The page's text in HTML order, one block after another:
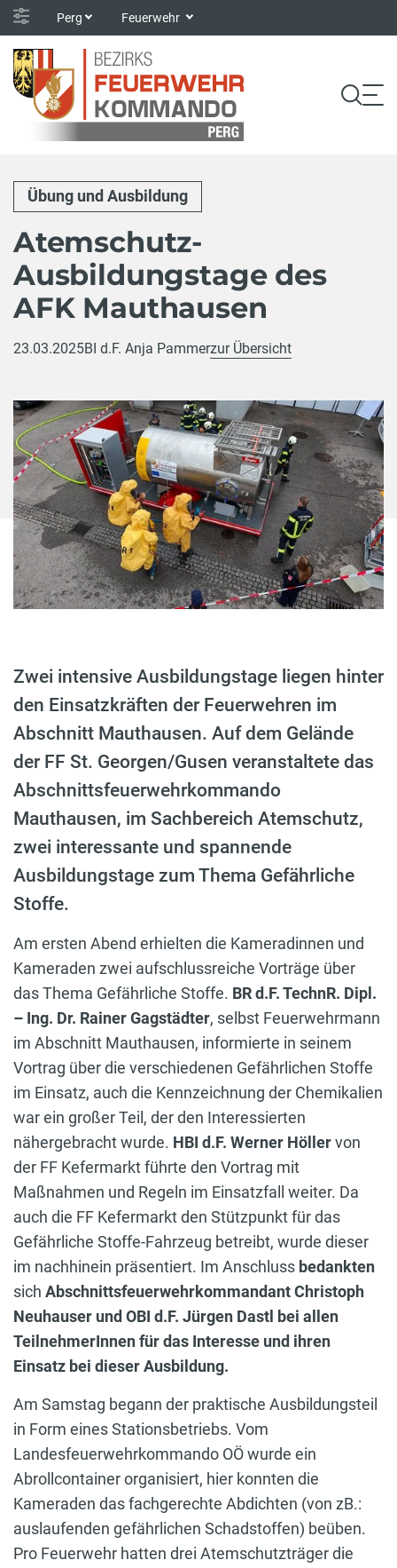
Perg Feuerwehr
Übung und Ausbildung
Atemschutz-
Ausbildungstage des
AFK Mauthausen
23.03.2025BI d.F. Anja Pammerzur Übersicht
Zwei intensive Ausbildungstage liegen hinter
den Einsatzkräften der Feuerwehren im
Abschnitt Mauthausen. Auf dem Gelände
der FF St. Georgen/Gusen veranstaltete das
Abschnittsfeuerwehrkommando
Mauthausen, im Sachbereich Atemschutz,
zwei interessante und spannende
Ausbildungstage zum Thema Gefährliche
Stoffe.
Am ersten Abend erhielten die Kameradinnen und
Kameraden zwei aufschlussreiche Vorträge über
das Thema Gefährliche Stoffe. BR d.F. TechnR. Dipl.
– Ing. Dr. Rainer Gagstädter, selbst Feuerwehrmann
im Abschnitt Mauthausen, informierte in seinem
Vortrag über die verschiedenen Gefährlichen Stoffe
im Einsatz, auch die Kennzeichnung der Chemikalien
war ein großer Teil, der den Interessierten
nähergebracht wurde. HBI d.F. Werner Höllervon
der FF Kefermarkt führte den Vortrag mit
Maßnahmen und Regeln im Einsatzfall weiter. Da
auch die FF Kefermarkt den Stützpunkt für das
Gefährliche Stoffe-Fahrzeug betreibt, wurde dieser
im nachhinein präsentiert. Im Anschluss bedankten
sich Abschnittsfeuerwehrkommandant Christoph
Neuhauser und OBI d.F. Jürgen Dastl bei allen
TeilnehmerInnen für das Interesse und ihren
Einsatz bei dieser Ausbildung.
Am Samstag begann der praktische Ausbildungsteil
in Form eines Stationsbetriebs. Vom
Landesfeuerwehrkommando OÖ wurde ein
Abrollcontainer organisiert, hier konnten die
Kameraden das fachgerechte Abdichten (von zB.:
auslaufenden gefährlichen Schadstoffen) beüben.
Pro Feuerwehr hatten drei Atemschutzträger die